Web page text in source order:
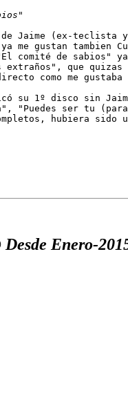
Jaime (ex-teclista
me gustan
comité de sabios"
extraños", que
como me
su 1º disco sin
"Puedes ser tu
hubiera sido
Enero-